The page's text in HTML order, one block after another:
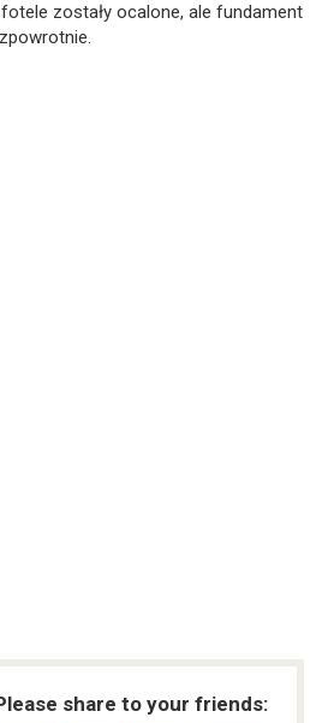
zostały ocalone, ale fundament
share to your friends: